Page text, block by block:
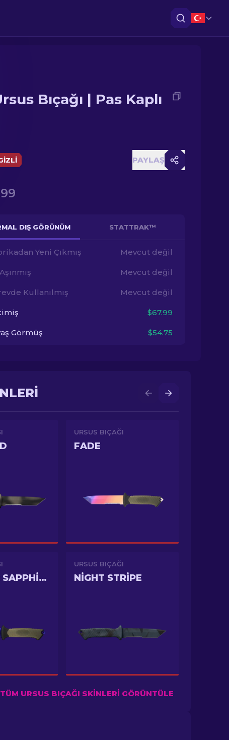
Bıçağı | Pas Kaplı
PAYLAŞ
DIŞ GÖRÜNÜM STATTRAK™
Yeni Çıkmış Mevcut değil
Mevcut değil
Kullanılmış Mevcut değil
$67.99
Görmüş $54.75
URSUS BIÇAĞI
FADE
DOPPLER SAPPHIRE
URSUS BIÇAĞI
NIGHT STRIPE
TÜM URSUS BIÇAĞI SKINLERI GÖRÜNTÜLE